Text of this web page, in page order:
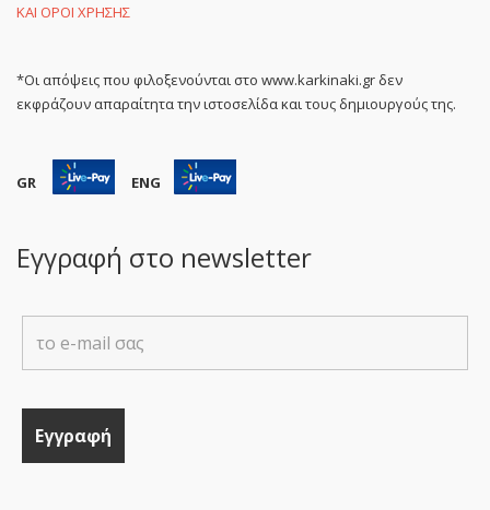
ΚΑΙ ΟΡΟΙ ΧΡΗΣΗΣ
*Οι απόψεις που φιλοξενούνται στο www.karkinaki.gr δεν
εκφράζουν απαραίτητα την ιστοσελίδα και τους δημιουργούς της.
GR ENG
Εγγραφή στο newsletter